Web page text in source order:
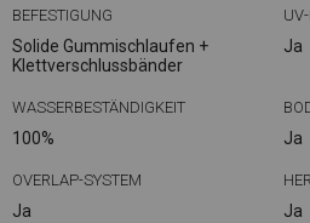
BEFESTIGUNG
Solide Gummischlaufen +
Klettverschlussbänder
Ja
WASSERBESTÄNDIGKEIT
100% Ja
OVERLAP-SYSTEM
Ja Ja